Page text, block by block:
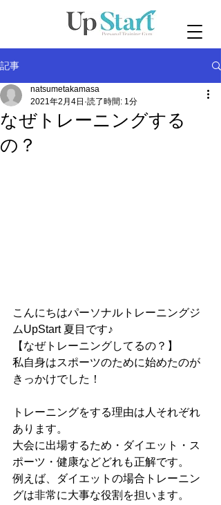
記事
なぜトレーニングする
の？
natsumetakamasa
2021年2月4日 読了時間: 1分
こんにちはパーソナルトレーニングジ
ムUpStart 夏目です♪
【なぜトレーニングしてるの？】
私自身はスポーツのために始めたのが
きっかけでした！
トレーニングをする理由は人それぞれ
あります。
大会に出場するため・ダイエット・ス
ポーツ・健康などどれも正解です。
例えば、ダイエットの場合トレーニン
グは非常に大事な役割を担います。